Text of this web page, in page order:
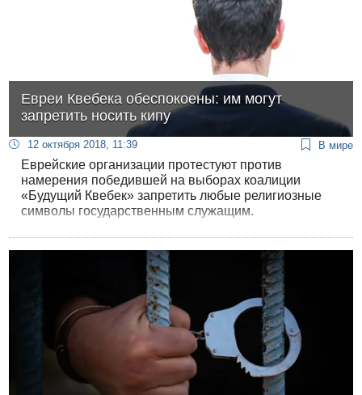
Евреи Квебека обеспокоены: им могут
запретить носить кипу
12 октября 2018, 11:39 В мире
Еврейские организации протестуют против
намерения победившей на выборах коалиции
«Будущий Квебек» запретить любые религиозные
символы государственным служащим.